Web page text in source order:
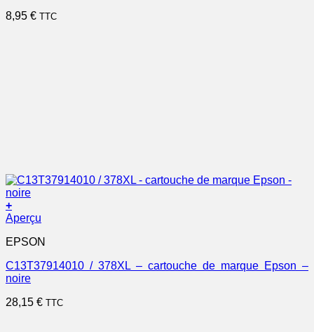
8,95 € TTC
+
Aperçu
EPSON
C13T37914010 / 378XL – cartouche de marque Epson –
noire
28,15 € TTC